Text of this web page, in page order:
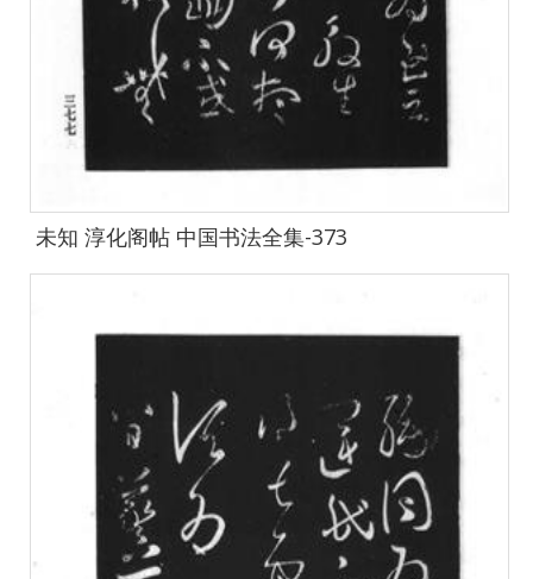
未知 淳化阁帖 中国书法全集-373